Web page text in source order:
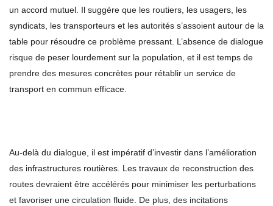
un accord mutuel. Il suggère que les routiers, les usagers, les
syndicats, les transporteurs et les autorités s’assoient autour de la
table pour résoudre ce problème pressant. L’absence de dialogue
risque de peser lourdement sur la population, et il est temps de
prendre des mesures concrètes pour rétablir un service de
transport en commun efficace.
Au-delà du dialogue, il est impératif d’investir dans l’amélioration
des infrastructures routières. Les travaux de reconstruction des
routes devraient être accélérés pour minimiser les perturbations
et favoriser une circulation fluide. De plus, des incitations